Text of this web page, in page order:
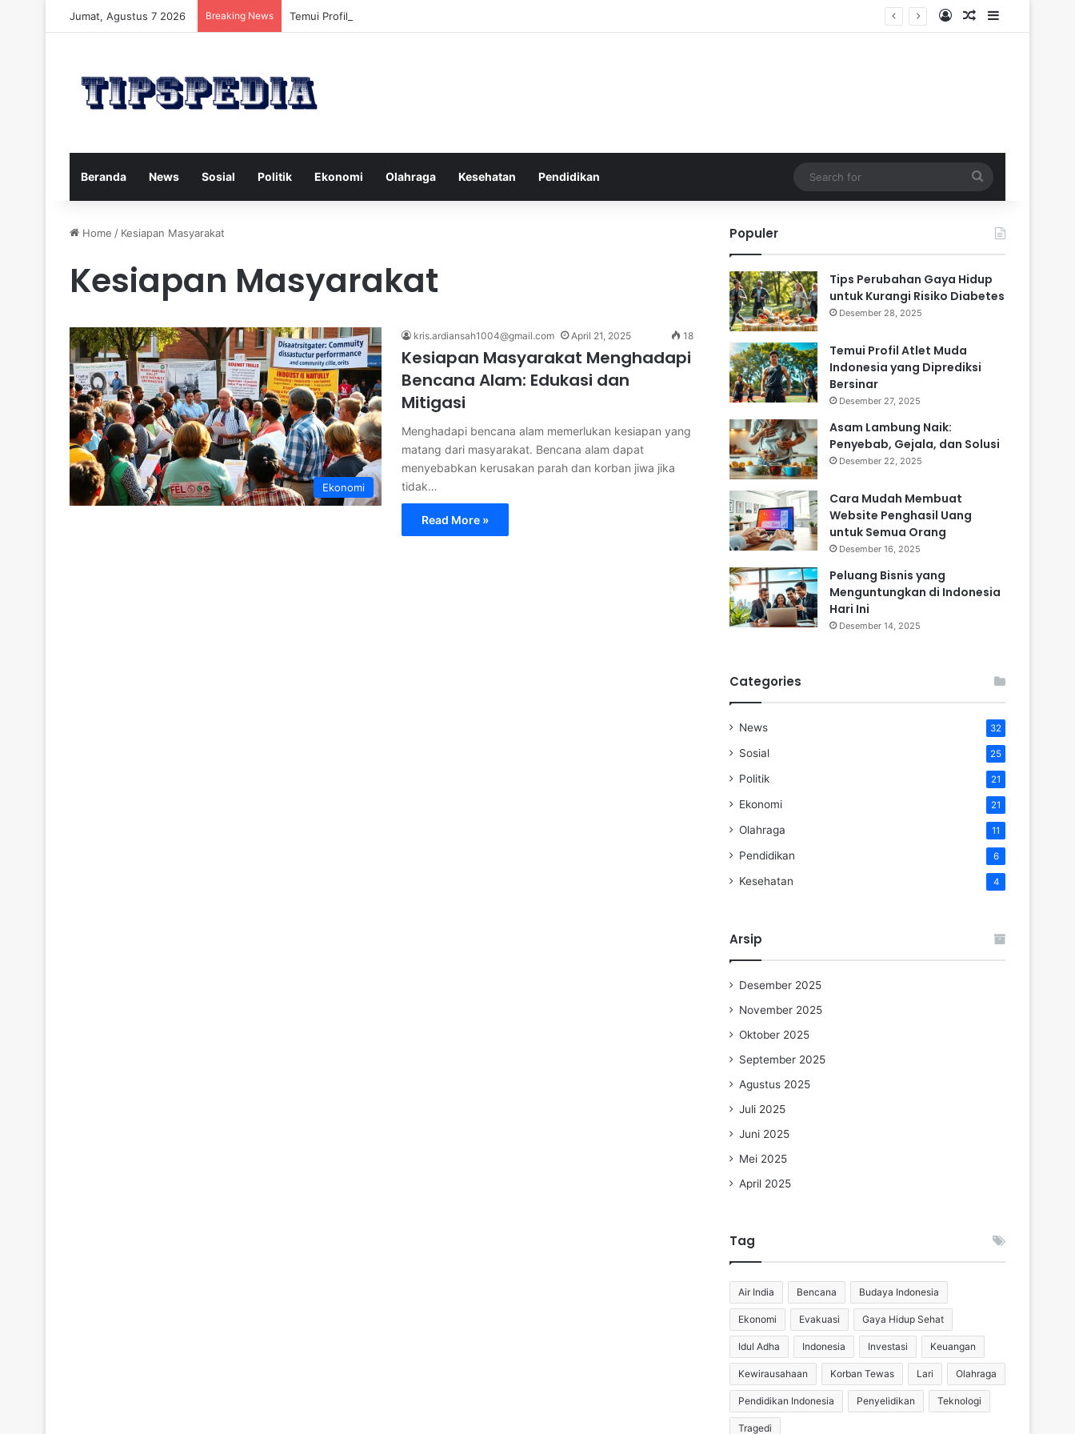
Jumat, Agustus 7 2026 Breaking News Temui Profil Atlet Muda Indonesia yang Diprediksi Bersinar Log InRandom Article
Sidebar
Beranda News Sosial Politik Ekonomi Olahraga Kesehatan Pendidikan
for
Home / Kesiapan Masyarakat
Kesiapan Masyarakat
Ekonomi
kris.ardiansah1004@gmail.com April 21, 2025 18
Kesiapan Masyarakat Menghadapi
Bencana Alam: Edukasi dan
Mitigasi
Menghadapi bencana alam memerlukan kesiapan yang
matang dari masyarakat. Bencana alam dapat
menyebabkan kerusakan parah dan korban jiwa jika
tidak…
Read More »
Populer
Tips Perubahan Gaya Hidup
untuk Kurangi Risiko Diabetes
Desember 28, 2025
Temui Profil Atlet Muda
Indonesia yang Diprediksi
Bersinar
Desember 27, 2025
Asam Lambung Naik:
Penyebab, Gejala, dan Solusi
Desember 22, 2025
Cara Mudah Membuat
Website Penghasil Uang
untuk Semua Orang
Desember 16, 2025
Peluang Bisnis yang
Menguntungkan di Indonesia
Hari Ini
Desember 14, 2025
Categories
News 32
Sosial 25
Politik 21
Ekonomi 21
Olahraga 11
Pendidikan 6
Kesehatan 4
Arsip
Desember 2025
November 2025
Oktober 2025
September 2025
Agustus 2025
Juli 2025
Juni 2025
Mei 2025
April 2025
Tag
Air India Bencana Budaya Indonesia
Ekonomi Evakuasi Gaya Hidup Sehat
Idul Adha Indonesia Investasi Keuangan
Kewirausahaan Korban Tewas Lari Olahraga
Pendidikan Indonesia Penyelidikan Teknologi
Tragedi